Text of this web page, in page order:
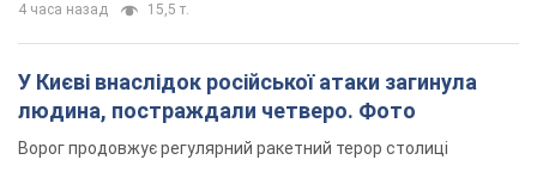
4 часа назад 15,5 т.
У Києві внаслідок російської атаки загинула
людина, постраждали четверо. Фото
Ворог продовжує регулярний ракетний терор столиці